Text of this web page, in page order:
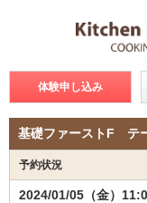
体験申し込み
基礎ファーストF テ
予約状況
2024/01/05（金）